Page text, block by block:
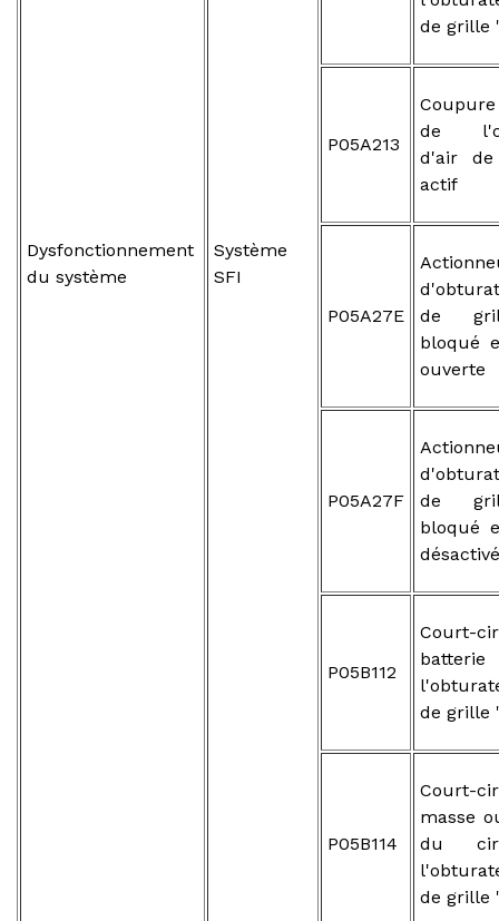
Dysfonctionnement
du système
Système
SFI
de grille
P05A213
de
d'air
actif
P05A27E
de
bloqué
ouverte
P05A27F
de
bloqué
P05B112
Court-
de grille
P05B114
Court-
masse
du
de grille